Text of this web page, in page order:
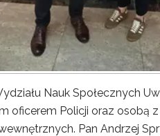
Nauk Społecznych
oficerem Policji oraz osobą
Pan Andrzej